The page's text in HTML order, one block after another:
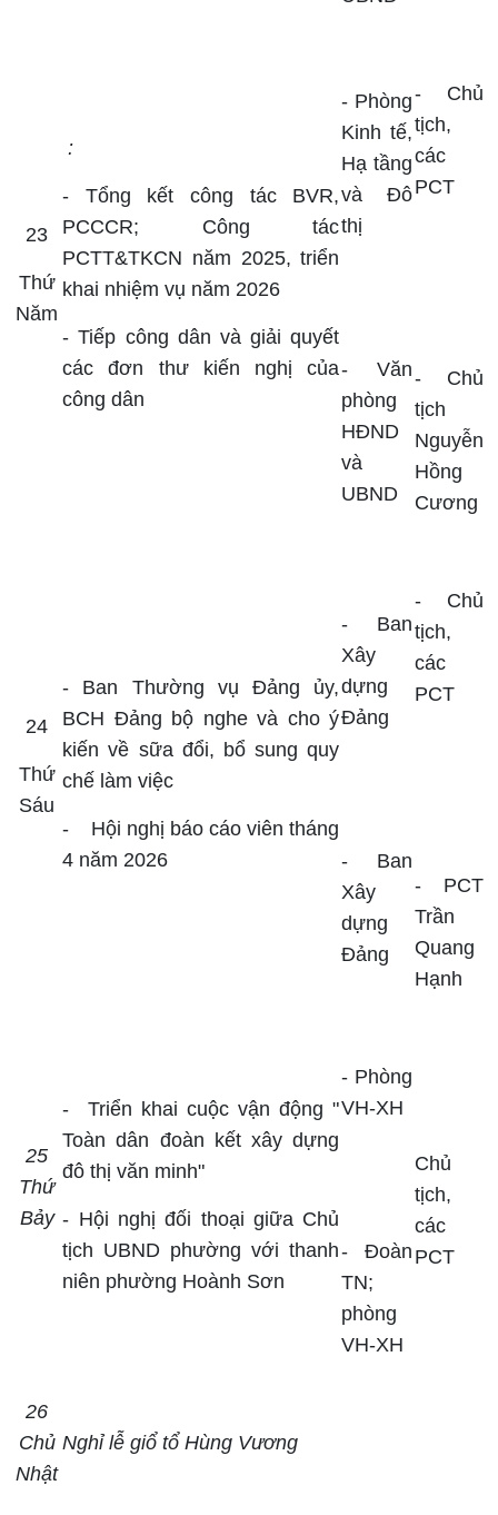
23
Thứ
Năm
:
- Tổng kết công tác BVR,
PCCCR; Công tác
PCTT&TKCN năm 2025, triển
khai nhiệm vụ năm 2026
- Tiếp công dân và giải quyết
các đơn thư kiến nghị của
công dân
- Phòng
Kinh tế,
Hạ tầng
và Đô
thị
- Văn
phòng
HĐND
và
UBND
- Chủ
tịch,
các
PCT
- Chủ
tịch
Nguyễn
Hồng
Cương
24
Thứ
Sáu
- Ban Thường vụ Đảng ủy,
BCH Đảng bộ nghe và cho ý
kiến về sữa đổi, bổ sung quy
chế làm việc
-
Hội nghị báo cáo viên tháng
4 năm 2026
- Ban
Xây
dựng
Đảng
- Ban
Xây
dựng
Đảng
- Chủ
tịch,
các
PCT
- PCT
Trần
Quang
Hạnh
25
Thứ
Bảy
-
Triển khai cuộc vận động "
Toàn dân đoàn kết xây dựng
đô thị văn minh"
- Hội nghị đối thoại giữa Chủ
tịch UBND phường với thanh
niên phường Hoành Sơn
- Phòng
VH-XH
- Đoàn
TN;
phòng
VH-XH
Chủ
tịch,
các
PCT
26
Chủ
Nhật
Nghỉ lễ giổ tổ Hùng Vương